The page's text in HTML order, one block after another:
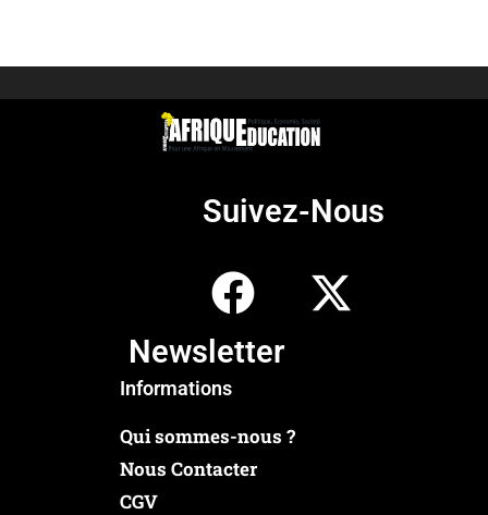
Suivez-Nous
Newsletter
Informations
Qui sommes-nous ?
Nous Contacter
CGV